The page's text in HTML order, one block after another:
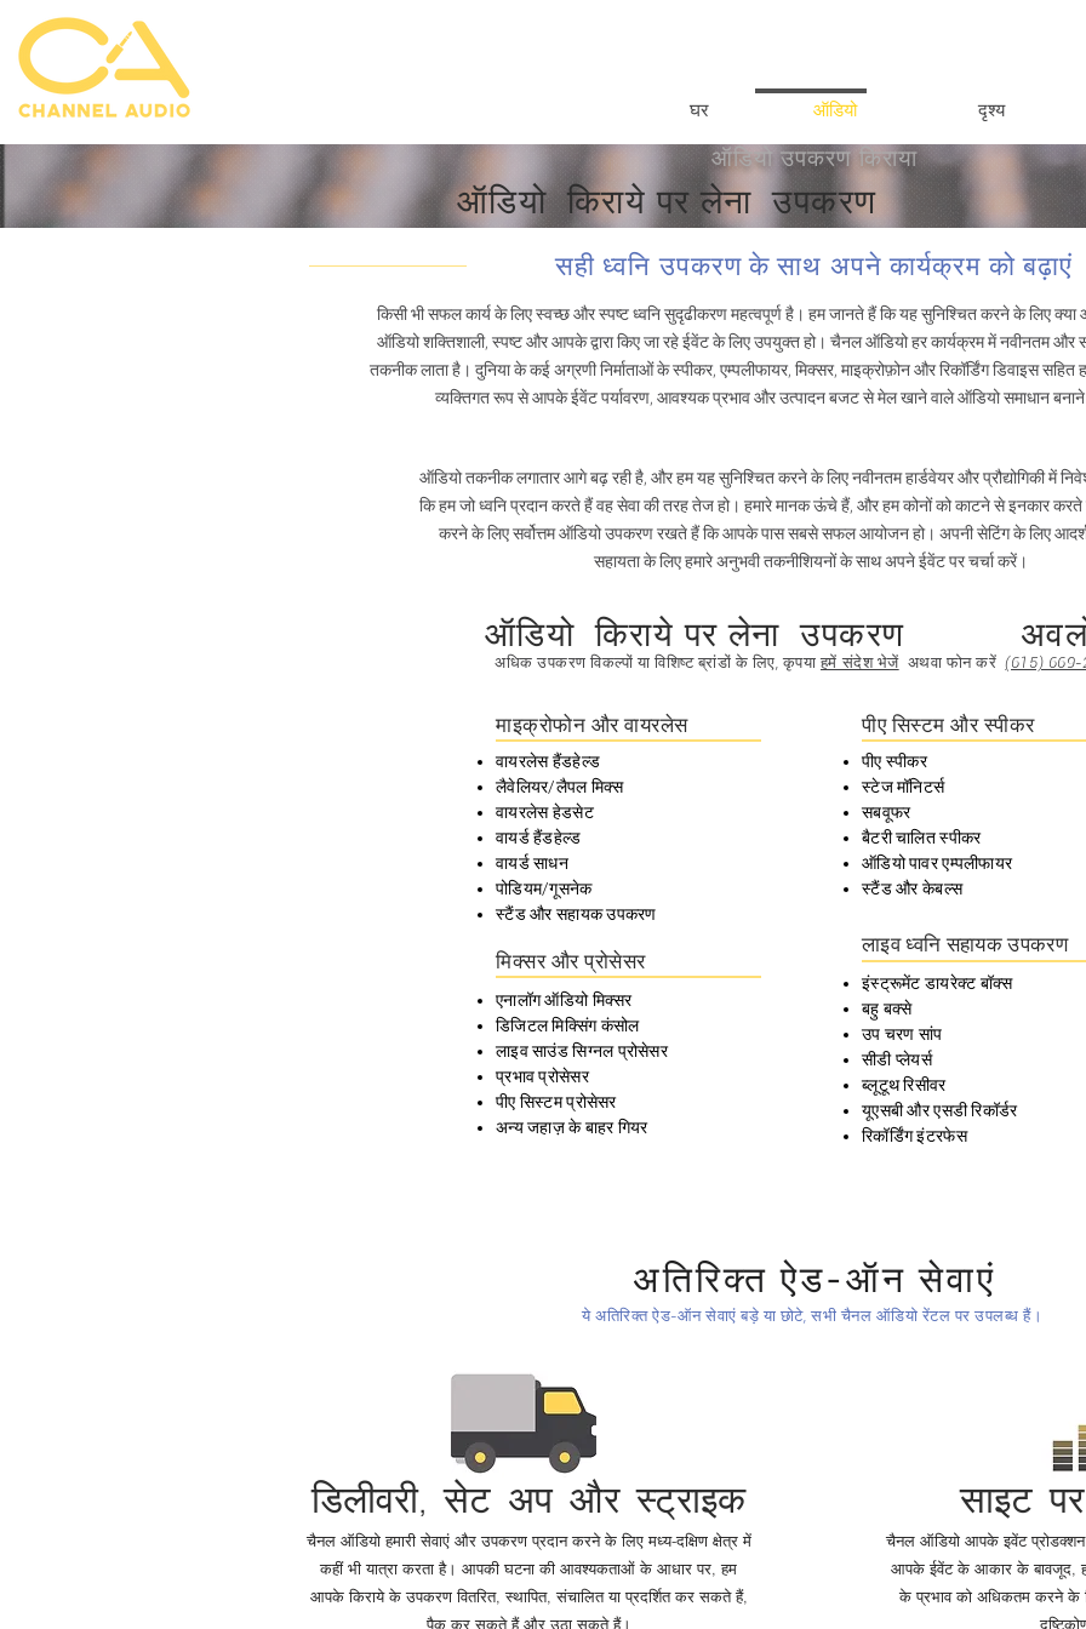
घर ऑडियो दृश्य
ऑडियो उपकरण किराया
ऑडियो किराये पर लेना उपकरण
सही ध्वनि उपकरण के साथ अपने कार्यक्रम को बढ़ाएं
किसी भी सफल कार्य के लिए स्वच्छ और स्पष्ट ध्वनि सुदृढीकरण महत्वपूर्ण है। हम जानते हैं कि यह सुनिश्चित करने के लिए
ऑडियो शक्तिशाली, स्पष्ट और आपके द्वारा किए जा रहे ईवेंट के लिए उपयुक्त हो। चैनल ऑडियो हर कार्यक्रम में नवीनतम
तकनीक लाता है। दुनिया के कई अग्रणी निर्माताओं के स्पीकर, एम्पलीफायर, मिक्सर, माइक्रोफ़ोन और रिकॉर्डिंग डिवाइस
व्यक्तिगत रूप से आपके ईवेंट पर्यावरण, आवश्यक प्रभाव और उत्पादन बजट से मेल खाने वाले ऑडियो समाधान बनाने
ऑडियो तकनीक लगातार आगे बढ़ रही है, और हम यह सुनिश्चित करने के लिए नवीनतम हार्डवेयर और प्रौद्योगिकी में
कि हम जो ध्वनि प्रदान करते हैं वह सेवा की तरह तेज हो। हमारे मानक ऊंचे हैं, और हम कोनों को काटने से इनकार
करने के लिए सर्वोत्तम ऑडियो उपकरण रखते हैं कि आपके पास सबसे सफल आयोजन हो। अपनी सेटिंग के लिए
सहायता के लिए हमारे अनुभवी तकनीशियनों के साथ अपने ईवेंट पर चर्चा करें।
अधिक उपकरण विकल्पों या विशिष्ट ब्रांडों के लिए, कृपया हमें संदेश भेजेंअथवा फोन करें(615) 669-
ऑडियो किराये पर लेना उपकरण
माइक्रोफोन और वायरलेस
वायरलेस हैंडहेल्ड
लैवेलियर/लैपल मिक्स
वायरलेस हेडसेट
वायर्ड हैंडहेल्ड
वायर्ड साधन
पोडियम/गूसनेक
स्टैंड और सहायक उपकरण
मिक्सर और प्रोसेसर
एनालॉग ऑडियो मिक्सर
डिजिटल मिक्सिंग कंसोल
लाइव साउंड सिग्नल प्रोसेसर
प्रभाव प्रोसेसर
पीए सिस्टम प्रोसेसर
अन्य जहाज़ के बाहर गियर
पीए सिस्टम और स्पीकर
पीए स्पीकर
स्टेज मॉनिटर्स
सबवूफर
बैटरी चालित स्पीकर
ऑडियो पावर एम्पलीफायर
स्टैंड और केबल्स
लाइव ध्वनि सहायक उपकरण
इंस्ट्रूमेंट डायरेक्ट बॉक्स
बहु बक्से
उप चरण सांप
सीडी प्लेयर्स
ब्लूटूथ रिसीवर
यूएसबी और एसडी रिकॉर्डर
रिकॉर्डिंग इंटरफेस
अतिरिक्त ऐड-ऑन सेवाएं
ये अतिरिक्त ऐड-ऑन सेवाएं बड़े या छोटे, सभी चैनल ऑडियो रेंटल पर उपलब्ध हैं।
डिलीवरी, सेट अप और स्ट्राइक
चैनल ऑडियो हमारी सेवाएं और उपकरण प्रदान करने के लिए मध्य-दक्षिण क्षेत्र में
कहीं भी यात्रा करता है। आपकी घटना की आवश्यकताओं के आधार पर, हम
आपके किराये के उपकरण वितरित, स्थापित, संचालित या प्रदर्शित कर सकते हैं,
पैक कर सकते हैं और उठा सकते हैं।
साइट
चैनल ऑडियो आपके इवेंट प्रोडक्शन
आपके ईवेंट के आकार के बावजूद,
के प्रभाव को अधिकतम करने के